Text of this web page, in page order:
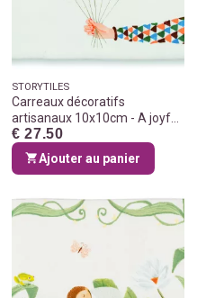
STORYTILES
Carreaux décoratifs
artisanaux 10x10cm - A joyful
day
€ 27.50
Ajouter au panier